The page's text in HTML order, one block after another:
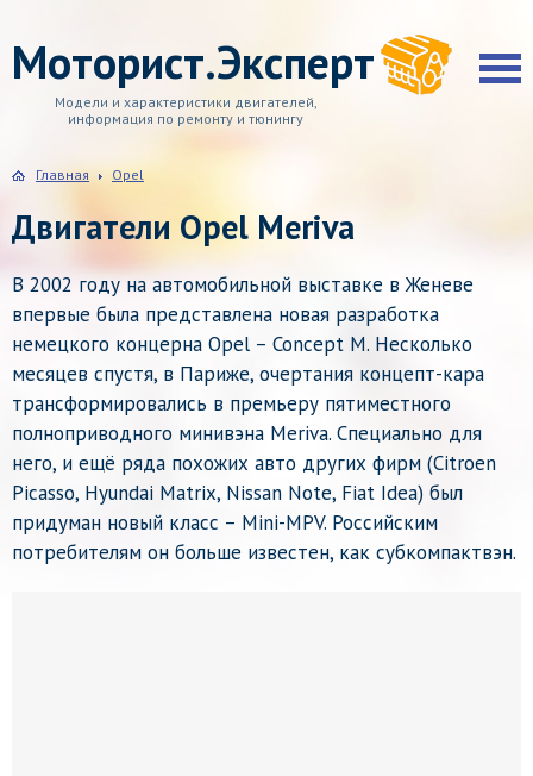
Моторист.Эксперт
Модели и характеристики двигателей,
информация по ремонту и тюнингу
Главная Opel
Двигатели Opel Meriva
В 2002 году на автомобильной выставке в Женеве
впервые была представлена новая разработка
немецкого концерна Opel – Concept M. Несколько
месяцев спустя, в Париже, очертания концепт-кара
трансформировались в премьеру пятиместного
полноприводного минивэна Meriva. Специально для
него, и ещё ряда похожих авто других фирм (Citroen
Picasso, Hyundai Matrix, Nissan Note, Fiat Idea) был
придуман новый класс – Mini-MPV. Российским
потребителям он больше известен, как субкомпактвэн.